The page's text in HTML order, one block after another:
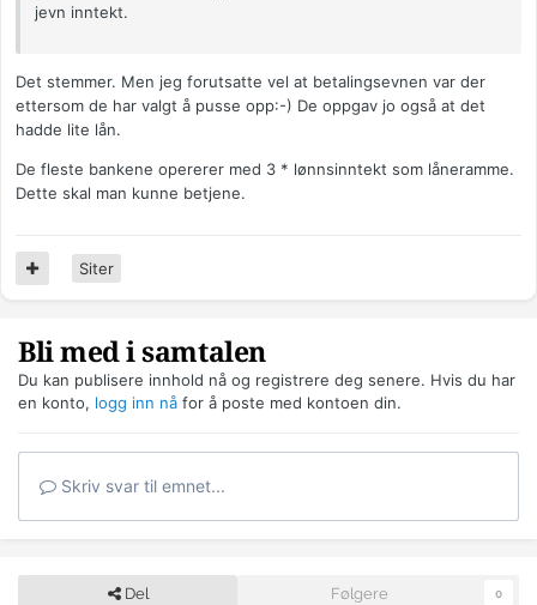
jevn inntekt.
Det stemmer. Men jeg forutsatte vel at betalingsevnen var der
ettersom de har valgt å pusse opp:-) De oppgav jo også at det
hadde lite lån.
De fleste bankene opererer med 3 * lønnsinntekt som låneramme.
Dette skal man kunne betjene.
Siter
Bli med i samtalen
Du kan publisere innhold nå og registrere deg senere. Hvis du har
en konto, logg inn nå for å poste med kontoen din.
Skriv svar til emnet...
Del Følgere 0